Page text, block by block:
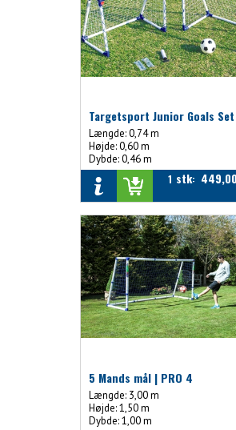
Targetsport Junior Goals Set
Længde: 0,74 m
Højde: 0,60 m
Dybde: 0,46 m
1 stk:
5 Mands mål | PRO 4
Længde: 3,00 m
Højde: 1,50 m
Dybde: 1,00 m